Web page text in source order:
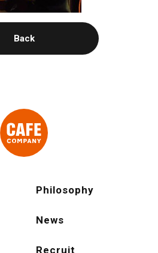
Back
Philosophy
News
Recruit